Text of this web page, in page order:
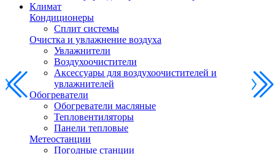
Климат
Кондиционеры
Сплит системы
Очистка и увлажнение воздуха
Увлажнители
Воздухоочистители
Аксессуары для воздухоочистителей и
увлажнителей
Обогреватели
Обогреватели масляные
Тепловентиляторы
Панели тепловые
Метеостанции
Погодные станции